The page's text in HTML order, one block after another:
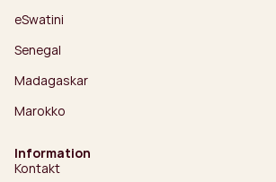
eSwatini
Senegal
Madagaskar
Marokko
Information
Kontakt